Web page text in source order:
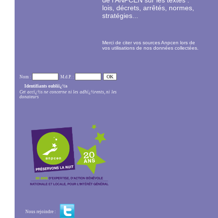
lois, décrets, arrêtés, normes,
stratégies...
Merci de citer vos sources Anpcen lors de
vos utilisations de nos données collectées.
Nom :
M.d.P. :
Identifiants oubliï¿½s
Cet accï¿½s ne concerne ni les adhï¿½rents, ni les
donateurs
Nous rejoindre :